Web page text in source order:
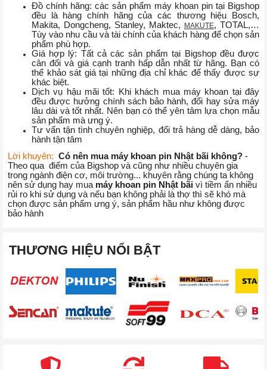
Đồ chính hãng: các sản phẩm máy khoan pin tại Bigshop
đều là hàng chính hãng của các thương hiệu Bosch,
Makita, Dongcheng, Stanley, Maktec, MAKUTE, TOTAL,…
Tùy vào nhu cầu và tài chính của khách hàng để chọn sản
phẩm phù hợp.
Giá hợp lý: Tất cả các sản phẩm tại Bigshop đều được
cân đối và giá cạnh tranh hấp dẫn nhất từ hãng. Bạn có
thể khảo sát giá tại những địa chỉ khác để thấy được sự
khác biệt.
Dịch vụ hậu mãi tốt: Khi khách mua máy khoan tại đây
đều được hưởng chính sách bảo hành, đổi hay sửa máy
lâu dài và tốt nhất. Nên bạn có thể yên tâm lựa chọn mẫu
sản phẩm mà ưng ý.
Tư vấn tận tình chuyên nghiệp, đổi trả hàng dễ dàng, bảo
hành tận tâm
Lời khuyên: Có nên mua máy khoan pin Nhật bãi không? -
Theo qua điểm của Bigshop và cũng như nhiều chuyên gia
trong ngành điện cơ, môi trường... khuyên rằng chúng ta không
nên sử dụng hay mua máy khoan pin Nhật bãi vì tiềm ẩn nhiều
rủi ro khi sử dụng và nếu bạn không phải là thợ thì sẽ khó mà
chọn được sản phẩm ưng ý, sản phẩm hầu như không được
bảo hành
THƯƠNG HIỆU NỔI BẬT